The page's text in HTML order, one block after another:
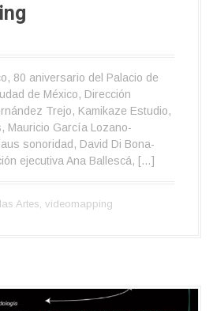
80 aniversario del Palacio de
de México, Dirección
Trejo, Kamikaze Estudio,
Mauricio García Lozano-
sonoridad, David Di Bona-
ejecutiva Ana Ballescá, […]
Artes videomapping